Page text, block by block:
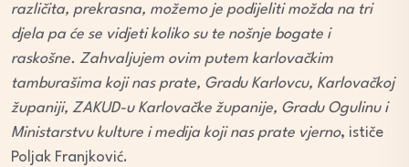
različita, prekrasna, možemo je podijeliti možda na tri
djela pa će se vidjeti koliko su te nošnje bogate i
raskošne. Zahvaljujem ovim putem karlovačkim
tamburašima koji nas prate, Gradu Karlovcu, Karlovačkoj
županiji, ZAKUD-u Karlovačke županije, Gradu Ogulinu i
Ministarstvu kulture i medija koji nas prate vjerno, ističe
Poljak Franjković.